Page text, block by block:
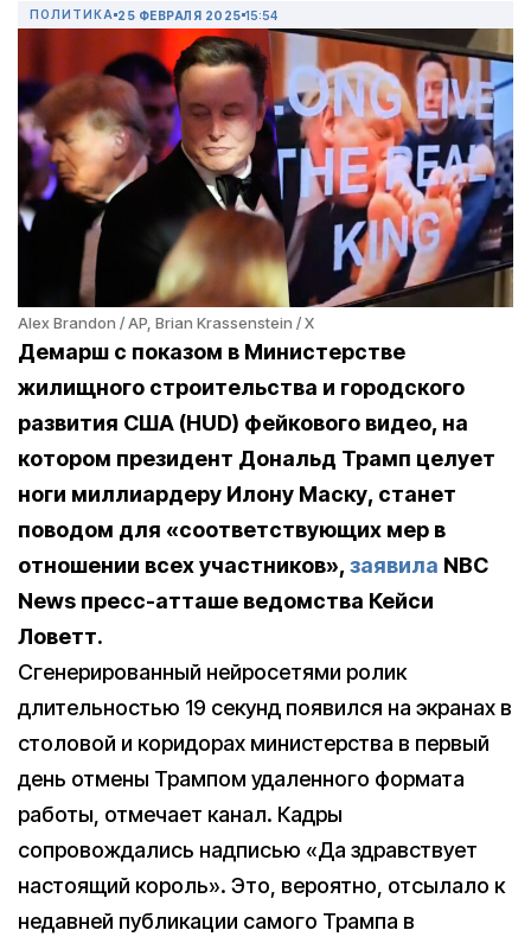
ПОЛИТИКА 25 ФЕВРАЛЯ 2025 15:54
Alex Brandon / AP, Brian Krassenstein / X
Демарш с показом в Министерстве
жилищного строительства и городского
развития США (HUD) фейкового видео, на
котором президент Дональд Трамп целует
ноги миллиардеру Илону Маску, станет
поводом для «соответствующих мер в
отношении всех участников», заявила NBC
News пресс-атташе ведомства Кейси
Ловетт.
Сгенерированный нейросетями ролик
длительностью 19 секунд появился на экранах в
столовой и коридорах министерства в первый
день отмены Трампом удаленного формата
работы, отмечает канал. Кадры
сопровождались надписью «Да здравствует
настоящий король». Это, вероятно, отсылало к
недавней публикации самого Трампа в